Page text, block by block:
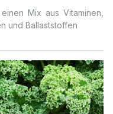
Mix aus Vitaminen,
und Ballaststoffen